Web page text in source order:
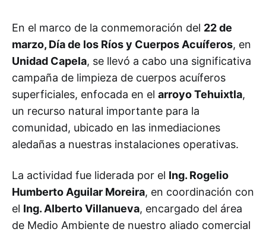
En el marco de la conmemoración del 22 de
marzo, Día de los Ríos y Cuerpos Acuíferos, en
Unidad Capela, se llevó a cabo una significativa
campaña de limpieza de cuerpos acuíferos
superficiales, enfocada en el arroyo Tehuixtla,
un recurso natural importante para la
comunidad, ubicado en las inmediaciones
aledañas a nuestras instalaciones operativas.
La actividad fue liderada por el Ing. Rogelio
Humberto Aguilar Moreira, en coordinación con
el Ing. Alberto Villanueva, encargado del área
de Medio Ambiente de nuestro aliado comercial